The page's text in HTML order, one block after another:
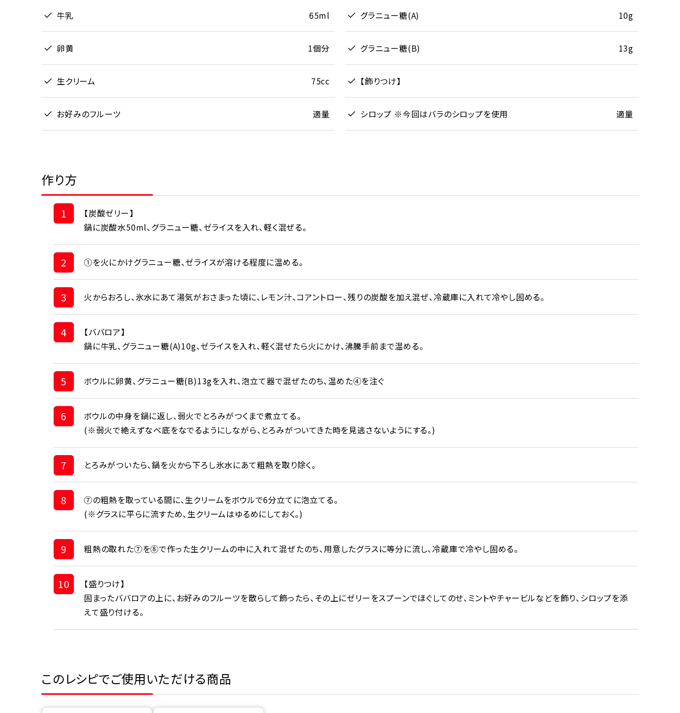
牛乳 65ml グラニュー糖(A) 10g
卵黄 1個分 グラニュー糖(B) 13g
生クリーム 75cc 【飾りつけ】
お好みのフルーツ 適量 シロップ ※今回はバラのシロップを使用 適量
作り方
1
【炭酸ゼリー】
鍋に炭酸水50ml、グラニュー糖、ゼライスを入れ、軽く混ぜる。
2 ①を火にかけグラニュー糖、ゼライスが溶ける程度に温める。
3 火からおろし、氷水にあて湯気がおさまった頃に、レモン汁、コアントロー、残りの炭酸を加え混ぜ、冷蔵庫に入れて冷やし固める。
4
【ババロア】
鍋に牛乳、グラニュー糖(A)10g、ゼライスを入れ、軽く混ぜたら火にかけ、沸騰手前まで温める。
5 ボウルに卵黄、グラニュー糖(B)13gを入れ、泡立て器で混ぜたのち、温めた④を注ぐ
6
ボウルの中身を鍋に返し、弱火でとろみがつくまで煮立てる。
(※弱火で絶えずなべ底をなでるようにしながら、とろみがついてきた時を見逃さないようにする。)
7 とろみがついたら、鍋を火から下ろし氷水にあて粗熱を取り除く。
8
⑦の粗熱を取っている間に、生クリームをボウルで6分立てに泡立てる。
(※グラスに平らに流すため、生クリームはゆるめにしておく。)
9 粗熱の取れた⑦を⑧で作った生クリームの中に入れて混ぜたのち、用意したグラスに等分に流し、冷蔵庫で冷やし固める。
10
【盛りつけ】
固まったババロアの上に、お好みのフルーツを散らして飾ったら、その上にゼリーをスプーンでほぐしてのせ、ミントやチャービルなどを飾り、シロップを添
えて盛り付ける。
このレシピでご使用いただける商品